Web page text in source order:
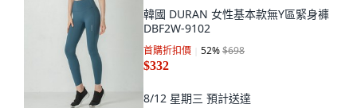
韓國 DURAN 女性基本款無Y區緊身褲
DBF2W-9102
首購折扣價 52%$698
$332
8/12 星期三 預計送達